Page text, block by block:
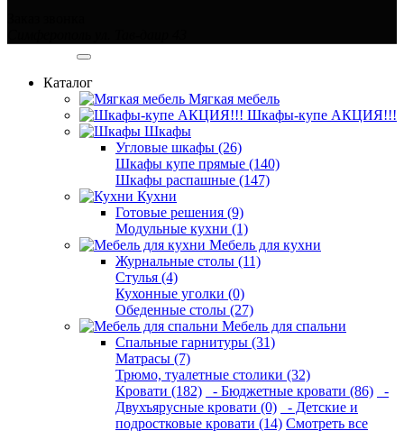
Каталог
Мягкая мебель
Шкафы-купе АКЦИЯ!!!
Шкафы
Угловые шкафы (26)
Шкафы купе прямые (140)
Шкафы распашные (147)
Кухни
Готовые решения (9)
Модульные кухни (1)
Мебель для кухни
Журнальные столы (11)
Стулья (4)
Кухонные уголки (0)
Обеденные столы (27)
Мебель для спальни
Спальные гарнитуры (31)
Матрасы (7)
Трюмо, туалетные столики (32)
Кровати (182)
- Бюджетные кровати (86)
-
Двухъярусные кровати (0)
- Детские и
подростковые кровати (14) Смотреть все